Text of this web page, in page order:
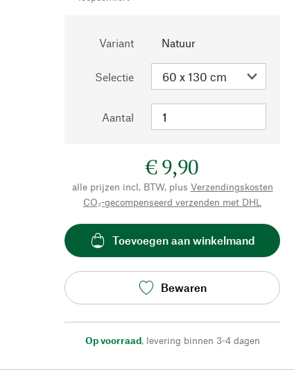
Variant Natuur
Selectie
Aantal
€ 9,90
alle prijzen incl. BTW, plus Verzendingskosten
CO₂-gecompenseerd verzenden met DHL
Toevoegen aan winkelmand
Bewaren
Op voorraad, levering binnen 3-4 dagen